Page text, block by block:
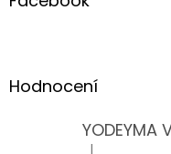
Hodnocení
YODEYMA
|